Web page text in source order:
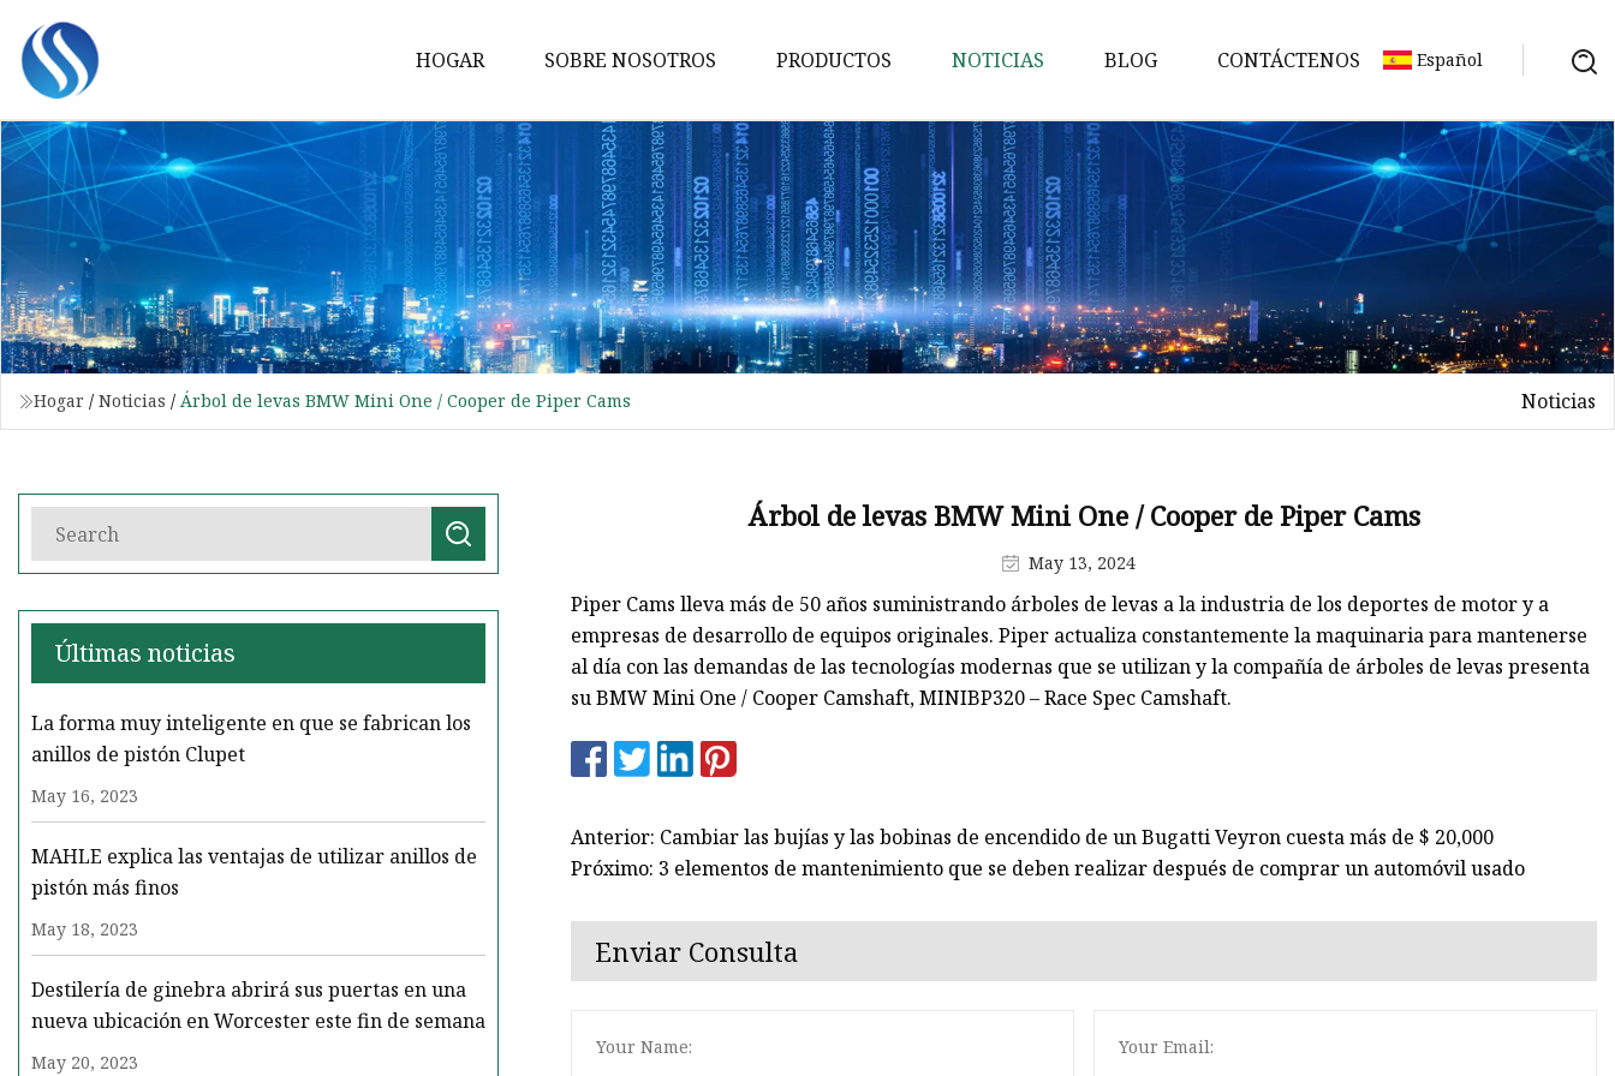
HOGAR SOBRE NOSOTROS PRODUCTOS
Bomba de agua
BUJIAS BOSCH
Bomba de aceite para Honda
Bujía para BMW
Árbol de levas
Bomba de aceite
Bujías
BUJIAS DENSO
NOTICIAS BLOG CONTÁCTENOS Español
Hogar / Noticias / Árbol de levas BMW Mini One / Cooper de Piper Cams Noticias
Últimas noticias
La forma muy inteligente en que se fabrican los
anillos de pistón Clupet
May 16, 2023
MAHLE explica las ventajas de utilizar anillos de
pistón más finos
May 18, 2023
Destilería de ginebra abrirá sus puertas en una
nueva ubicación en Worcester este fin de semana
May 20, 2023
Árbol de levas BMW Mini One / Cooper de Piper Cams
May 13, 2024
Piper Cams lleva más de 50 años suministrando árboles de levas a la industria de los deportes de motor y a
empresas de desarrollo de equipos originales. Piper actualiza constantemente la maquinaria para mantenerse
al día con las demandas de las tecnologías modernas que se utilizan y la compañía de árboles de levas presenta
su BMW Mini One / Cooper Camshaft, MINIBP320 – Race Spec Camshaft.
Anterior: Cambiar las bujías y las bobinas de encendido de un Bugatti Veyron cuesta más de $ 20,000
Próximo: 3 elementos de mantenimiento que se deben realizar después de comprar un automóvil usado
Enviar Consulta